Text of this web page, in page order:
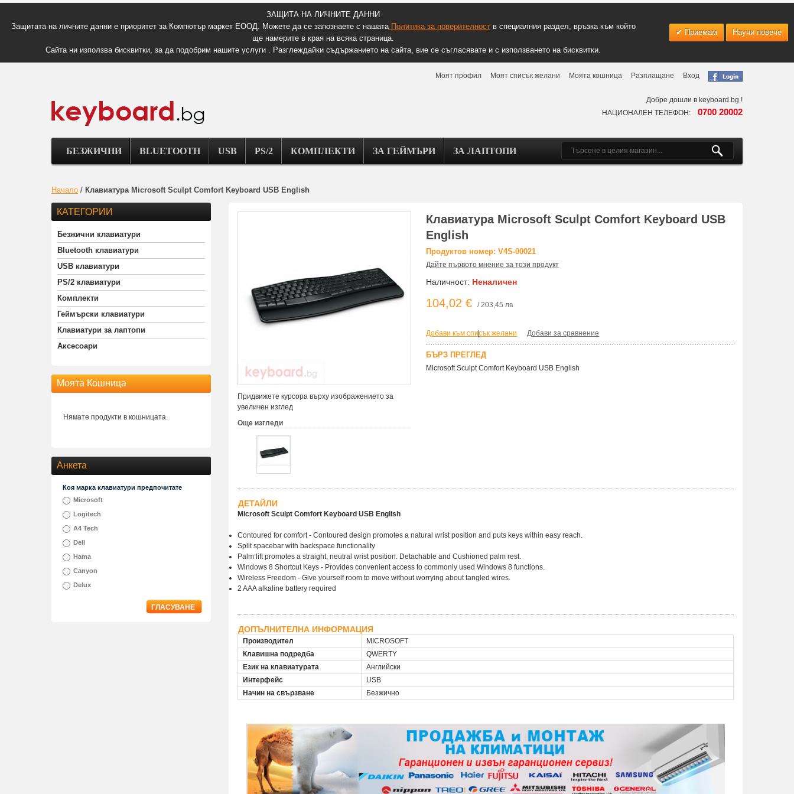
ЗАЩИТА НА ЛИЧНИТЕ ДАННИ
Защитата на личните данни е приоритет за Компютър маркет ЕООД. Можете да се запознаете с нашатаПолитика за поверителноств специалния раздел, връзка към който
ще намерите в края на всяка страница.
Сайта ни използва бисквитки, за да подобрим нашите услуги . Разглеждайки съдържанието на сайта, вие се съгласявате и с използването на бисквитки.
Приемам Научи повече
Моят профил Моят списък желани Моята кошница Разплащане Вход
Добре дошли в keyboard.bg !
НАЦИОНАЛЕН ТЕЛЕФОН: 0700 20002
БЕЗЖИЧНИ BLUETOOTH USB PS/2 КОМПЛЕКТИ ЗА ГЕЙМЪРИ ЗА ЛАПТОПИ
Начало / Клавиатура Microsoft Sculpt Comfort Keyboard USB English
Придвижете курсора върху изображението за
увеличен изглед
Още изгледи
Клавиатура Microsoft Sculpt Comfort Keyboard USB
English
Продуктов номер: V4S-00021
Дайте първото мнение за този продукт
Наличност: Неналичен
104,02 € / 203,45 лв
Добави към списък желани
| Добави за сравнение
БЪРЗ ПРЕГЛЕД
Microsoft Sculpt Comfort Keyboard USB English
ДЕТАЙЛИ
Microsoft Sculpt Comfort Keyboard USB English
Contoured for comfort - Contoured design promotes a natural wrist position and puts keys within easy reach.
Split spacebar with backspace functionality
Palm lift promotes a straight, neutral wrist position. Detachable and Cushioned palm rest.
Windows 8 Shortcut Keys - Provides convenient access to commonly used Windows 8 functions.
Wireless Freedom - Give yourself room to move without worrying about tangled wires.
2 AAA alkaline battery required
ДОПЪЛНИТЕЛНА ИНФОРМАЦИЯ
Производител
MICROSOFT
Клавишна подредба
QWERTY
Език на клавиатурата
Английски
Интерфейс
USB
Начин на свързване
Безжично
КАТЕГОРИИ
Безжични клавиатури
Bluetooth клавиатури
USB клавиатури
PS/2 клавиатури
Комплекти
Геймърски клавиатури
Клавиатури за лаптопи
Аксесоари
Моята Кошница
Нямате продукти в кошницата.
Анкета
Коя марка клавиатури предпочитате
Microsoft
Logitech
A4 Tech
Dell
Hama
Canyon
Delux
ГЛАСУВАНЕ